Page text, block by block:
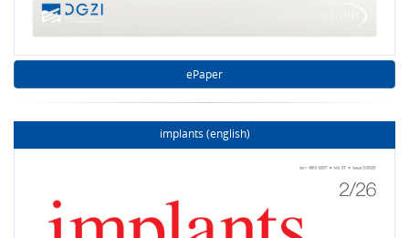
ePaper
implants (english)